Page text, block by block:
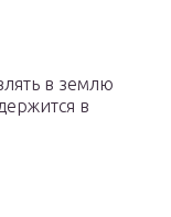
в землю
в